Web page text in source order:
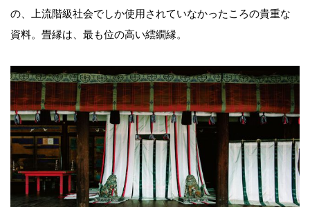
の、上流階級社会でしか使用されていなかったころの貴重な
資料。畳縁は、最も位の高い繧繝縁。